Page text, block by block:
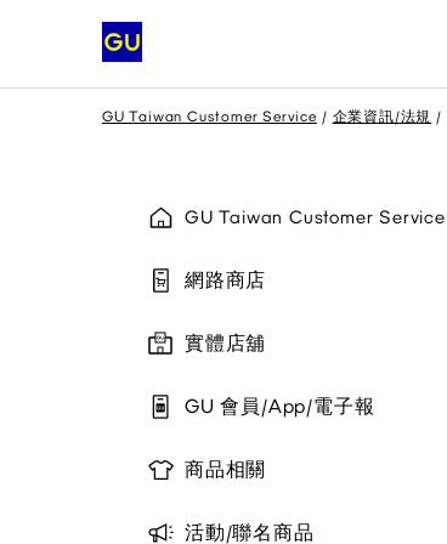
GU Taiwan Customer Service 企業資訊/法規
GU Taiwan Customer Service
網路商店
網路商店配送相關
網路商店退貨與換貨
實體店舖
實體店舖退貨與換貨
實體店舖取貨說明
GU 會員/App/電子報
電子報
商品相關
活動/聯名商品